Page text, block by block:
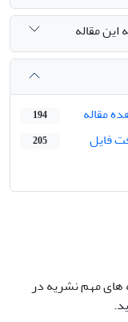
این مقاله
مقاله
194
فایل
205
های مهم نشریه در